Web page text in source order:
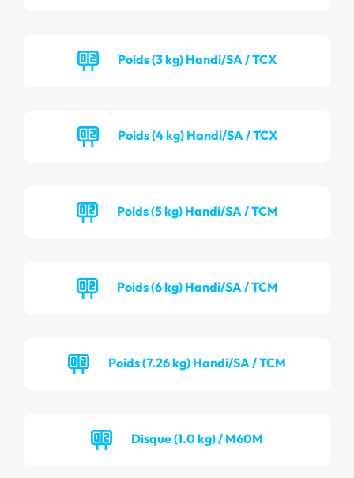
Poids (3 kg) Handi/SA / TCX
Poids (4 kg) Handi/SA / TCX
Poids (5 kg) Handi/SA / TCM
Poids (6 kg) Handi/SA / TCM
Poids (7.26 kg) Handi/SA / TCM
Disque (1.0 kg) / M60M